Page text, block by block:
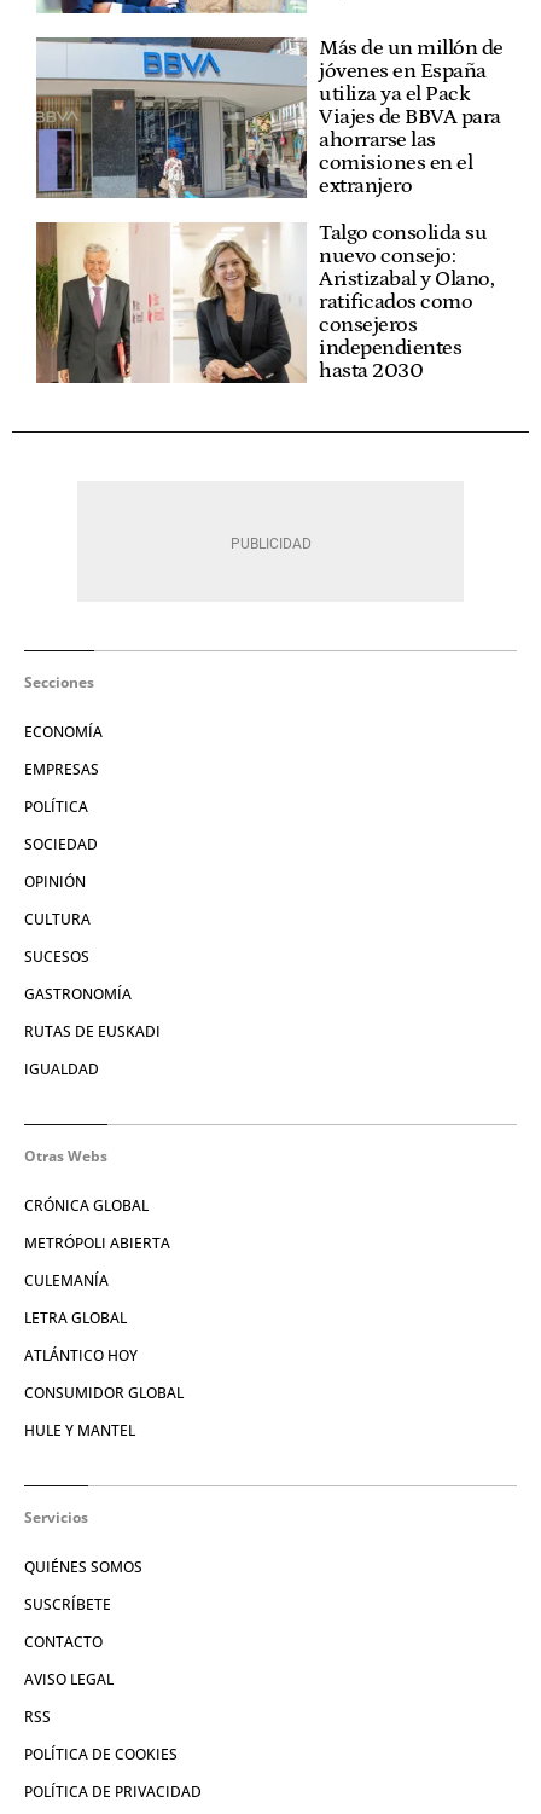
Más de un millón de
jóvenes en España
utiliza ya el Pack
Viajes de BBVA para
ahorrarse las
comisiones en el
extranjero
Talgo consolida su
nuevo consejo:
Aristizabal y Olano,
ratificados como
consejeros
independientes
hasta 2030
Secciones
ECONOMÍA
EMPRESAS
POLÍTICA
SOCIEDAD
OPINIÓN
CULTURA
SUCESOS
GASTRONOMÍA
RUTAS DE EUSKADI
IGUALDAD
Otras Webs
CRÓNICA GLOBAL
METRÓPOLI ABIERTA
CULEMANÍA
LETRA GLOBAL
ATLÁNTICO HOY
CONSUMIDOR GLOBAL
HULE Y MANTEL
Servicios
QUIÉNES SOMOS
SUSCRÍBETE
CONTACTO
AVISO LEGAL
RSS
POLÍTICA DE COOKIES
POLÍTICA DE PRIVACIDAD